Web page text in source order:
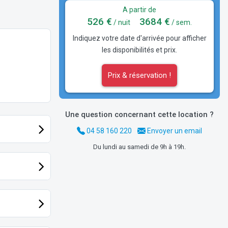
A partir de
526 € / nuit 3684 € / sem.
Indiquez votre date d'arrivée pour afficher
les disponibilités et prix.
Prix & réservation !
Une question concernant cette location ?
04 58 160 220 Envoyer un email
Du lundi au samedi de 9h à 19h.